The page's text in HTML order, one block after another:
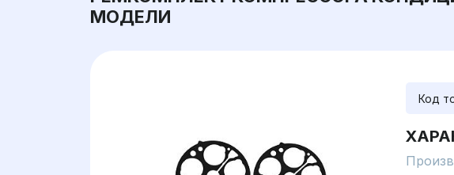
МОДЕЛИ
Код